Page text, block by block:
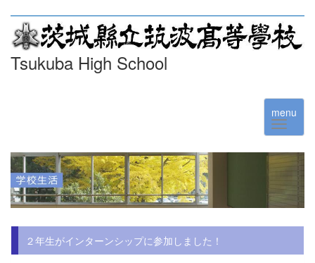
Tsukuba High School
menu
２年生がインターンシップに参加しました！